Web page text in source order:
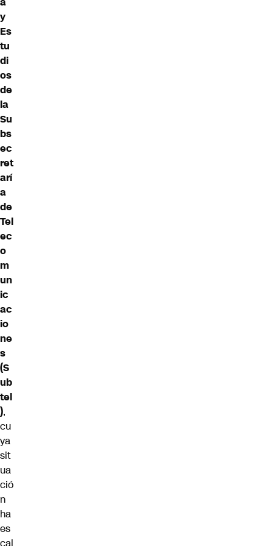
y
Es
tu
di
os
de
la
Su
bs
ec
ret
arí
a
de
Tel
ec
o
m
un
ic
ac
io
ne
s
(S
ub
tel
),
cu
ya
sit
ua
ció
n
ha
es
cal